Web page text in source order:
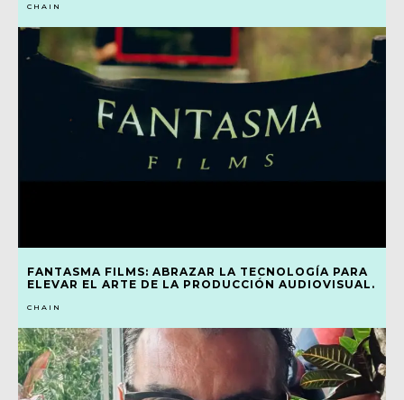
CHAIN
FANTASMA FILMS: ABRAZAR LA TECNOLOGÍA PARA
ELEVAR EL ARTE DE LA PRODUCCIÓN AUDIOVISUAL.
CHAIN